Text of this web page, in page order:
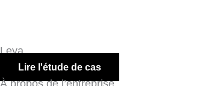
Leya
Lire l'étude de cas
À propos de l’entreprise